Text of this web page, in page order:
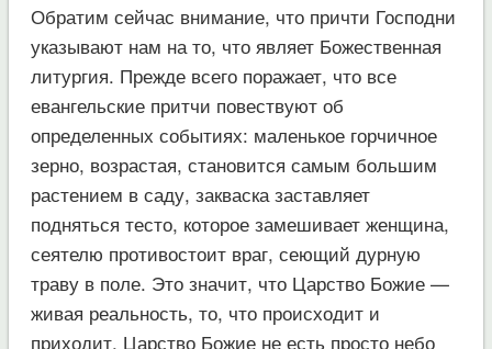
Обратим сейчас внимание, что причти Господни
указывают нам на то, что являет Божественная
литургия. Прежде всего поражает, что все
евангельские притчи повествуют об
определенных событиях: маленькое горчичное
зерно, возрастая, становится самым большим
растением в саду, закваска заставляет
подняться тесто, которое замешивает женщина,
сеятелю противостоит враг, сеющий дурную
траву в поле. Это значит, что Царство Божие —
живая реальность, то, что происходит и
приходит. Царство Божие не есть просто небо